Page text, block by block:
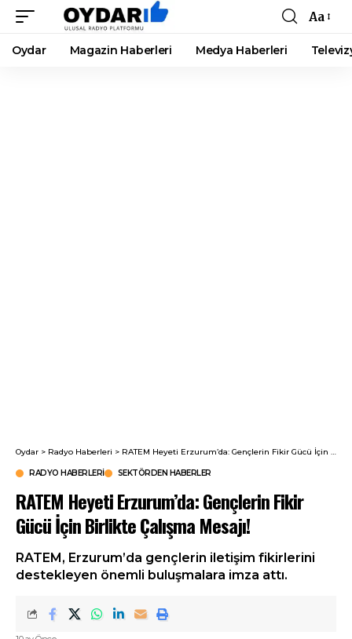
Font
Resizer
Aa
Oydar Magazin Haberleri Medya Haberleri
Oydar > Radyo Haberleri > RATEM Heyeti Erzurum’da: Gençlerin Fikir Gücü İçin Birlikte Çalışma Mesajı!
RADYO HABERLERI SEKTÖRDEN HABERLER
RATEM Heyeti Erzurum’da: Gençlerin Fikir
Gücü İçin Birlikte Çalışma Mesajı!
RATEM, Erzurum’da gençlerin iletişim fikirlerini
destekleyen önemli buluşmalara imza attı.